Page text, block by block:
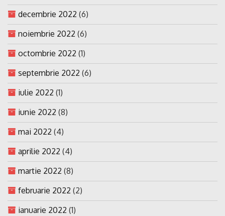
decembrie 2022 (6)
noiembrie 2022 (6)
octombrie 2022 (1)
septembrie 2022 (6)
iulie 2022 (1)
iunie 2022 (8)
mai 2022 (4)
aprilie 2022 (4)
martie 2022 (8)
februarie 2022 (2)
ianuarie 2022 (1)